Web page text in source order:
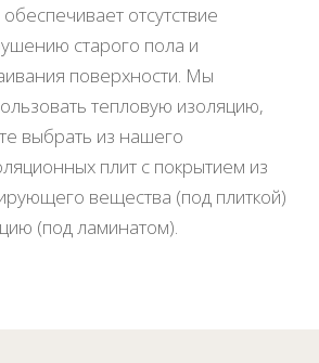
отсутствие
старого пола и
поверхности. Мы
тепловую изоляцию,
выбрать из нашего
плит с покрытием из
вещества (под плиткой)
(под ламинатом).